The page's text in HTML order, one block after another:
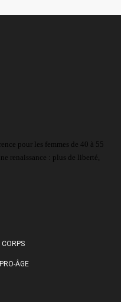
pour les femmes de 40 à 55
renaissance : plus de liberté,
CORPS
ÂGE